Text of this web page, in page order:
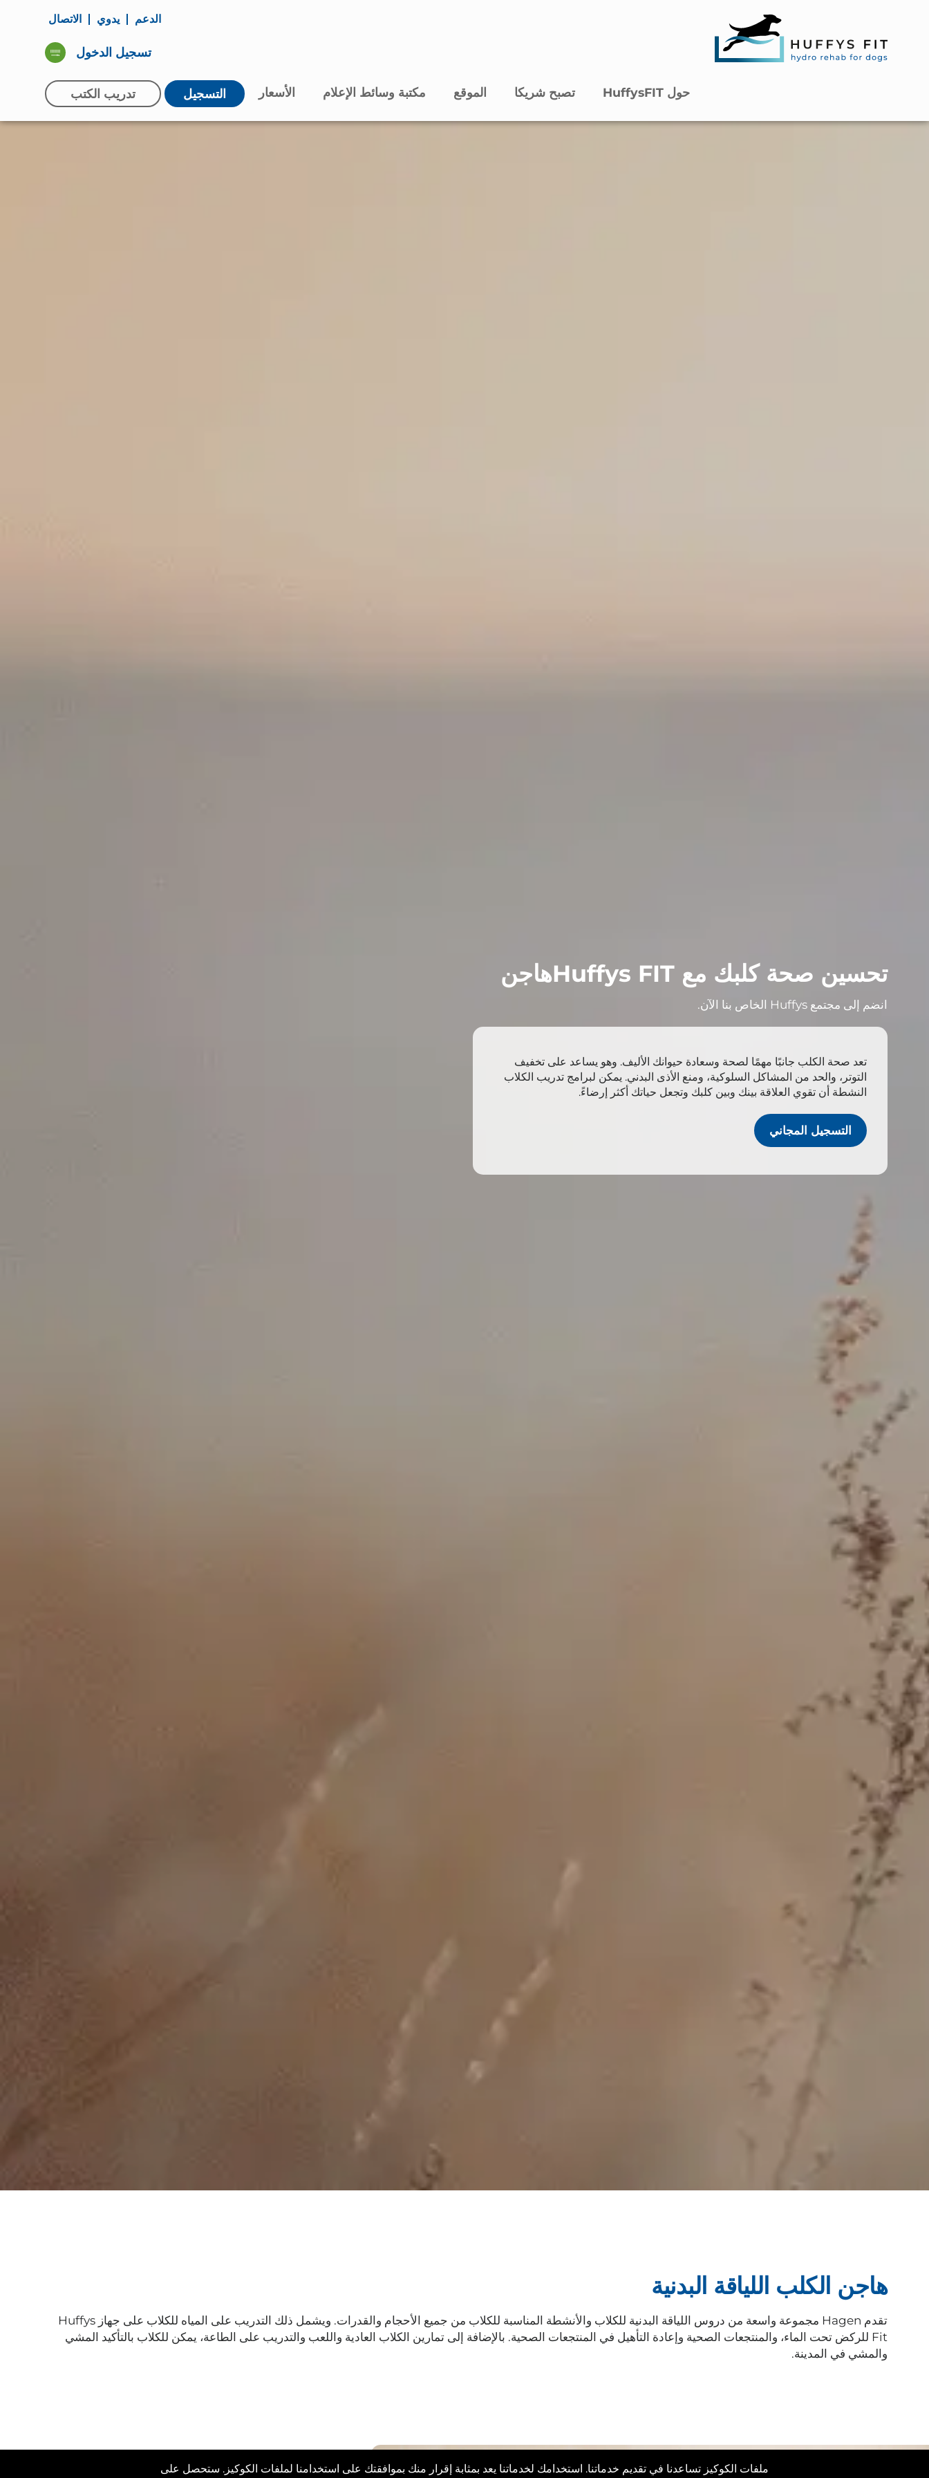
الدعم يدوي الاتصال
تسجيل الدخول
حول HuffysFIT تصبح شريكا الموقع مكتبة وسائط الإعلام الأسعار التسجيل تدريب الكتب
تحسين صحة كلبك مع Huffys FIT هاجن
انضم إلى مجتمع Huffys الخاص بنا الآن.
تعد صحة الكلب جانبًا مهمًا لصحة وسعادة حيوانك الأليف. وهو يساعد على تخفيف
التوتر، والحد من المشاكل السلوكية، ومنع الأذى البدني. يمكن لبرامج تدريب الكلاب
النشطة أن تقوي العلاقة بينك وبين كلبك وتجعل حياتك أكثر إرضاءً.
التسجيل المجاني
هاجن الكلب اللياقة البدنية
تقدم Hagen مجموعة واسعة من دروس اللياقة البدنية للكلاب والأنشطة المناسبة للكلاب من جميع الأحجام والقدرات. ويشمل ذلك التدريب على المياه للكلاب على جهاز Huffys
Fit للركض تحت الماء، والمنتجعات الصحية وإعادة التأهيل في المنتجعات الصحية. بالإضافة إلى تمارين الكلاب العادية واللعب والتدريب على الطاعة، يمكن للكلاب بالتأكيد المشي
والمشي في المدينة.
تمارين اللياقة البدنية للكلاب
ملفات الكوكيز تساعدنا في تقديم خدماتنا. استخدامك لخدماتنا يعد بمثابة إقرار منك بموافقتك على استخدامنا لملفات الكوكيز. ستحصل على